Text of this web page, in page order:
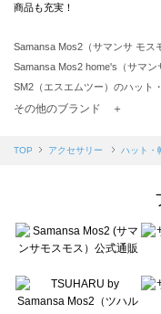
商品も充実！
Samansa Mos2（サマンサ モス
Samansa Mos2 home's（サマ
SM2（エスエムツー）のハット
TSUHARU by Samansa Mos2（
Samansa Mos2 blue（サマンサ
sō4ū（ソウフォーユー）のハッ
Te chichi（テチチ）のハット・
Te chichi CLASSIC（テチチ ク
Lugnoncure（ルノンキュール
BETTY'S BLUE（べティーズブ
その他のブランド ＋
TOP アクセサリー ハット・